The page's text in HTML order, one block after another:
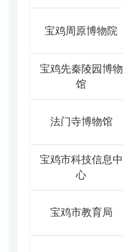
宝鸡周原博物院
宝鸡先秦陵园博物
馆
法门寺博物馆
宝鸡市科技信息中
心
宝鸡市教育局